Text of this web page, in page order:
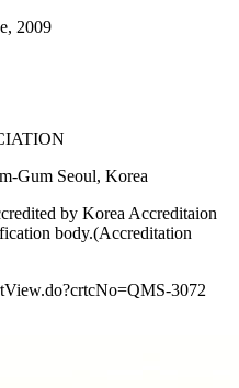
2009
Gum Seoul, Korea
by Korea Accreditaion
body.(Accreditation
3072